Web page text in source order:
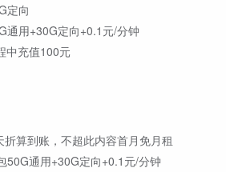
定向
通用+30G定向+0.1元/分钟
中充值100元
算到账，不超此内容首月免月租
50G通用+30G定向+0.1元/分钟